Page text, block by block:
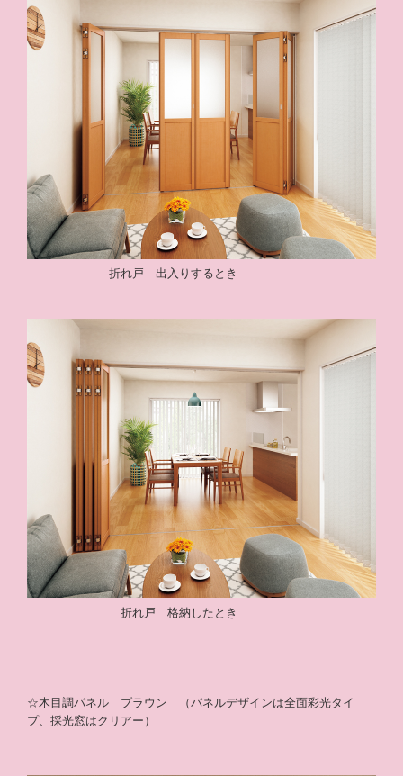
折れ戸 出入りするとき
折れ戸 格納したとき
☆木目調パネル ブラウン （パネルデザインは全面彩光タイ
プ、採光窓はクリアー）